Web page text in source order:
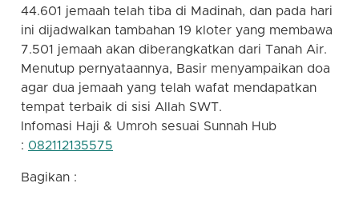
44.601 jemaah telah tiba di Madinah, dan pada hari
ini dijadwalkan tambahan 19 kloter yang membawa
7.501 jemaah akan diberangkatkan dari Tanah Air.
Menutup pernyataannya, Basir menyampaikan doa
agar dua jemaah yang telah wafat mendapatkan
tempat terbaik di sisi Allah SWT.
Infomasi Haji & Umroh sesuai Sunnah Hub
: 082112135575
Bagikan :